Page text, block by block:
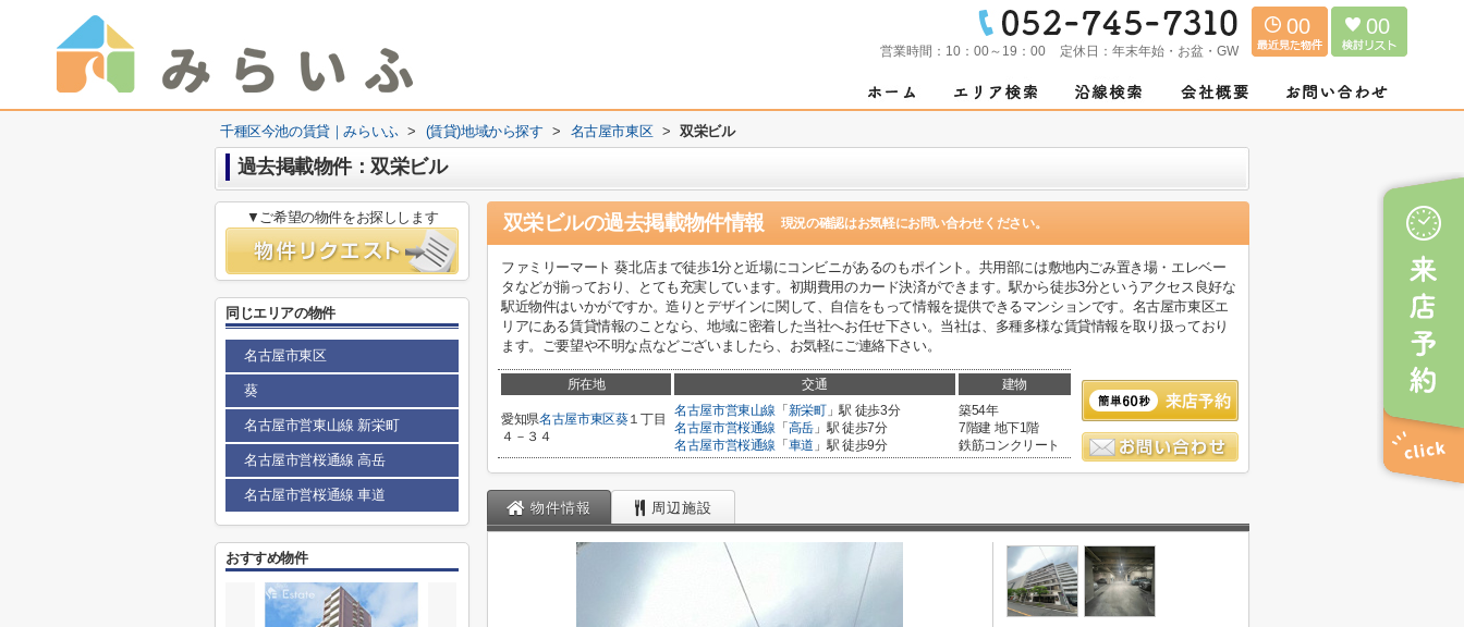
営業時間： 10：00～19：00 定休日： 年末年始・お盆・GW
00 00
千種区今池の賃貸｜みらいふ > (賃貸)地域から探す > 名古屋市東区 > 双栄ビル
過去掲載物件：双栄ビル
双栄ビルの過去掲載物件情報 現況の確認はお気軽にお問い合わせください。
ファミリーマート 葵北店まで徒歩1分と近場にコンビニがあるのもポイント。共用部には敷地内ごみ置き場・エレベー
タなどが揃っており、とても充実しています。初期費用のカード決済ができます。駅から徒歩3分というアクセス良好な
駅近物件はいかがですか。造りとデザインに関して、自信をもって情報を提供できるマンションです。名古屋市東区エ
リアにある賃貸情報のことなら、地域に密着した当社へお任せ下さい。当社は、多種多様な賃貸情報を取り扱っており
ます。ご要望や不明な点などございましたら、お気軽にご連絡下さい。
所在地 交通 建物
愛知県名古屋市東区葵１丁目
４－３４
名古屋市営東山線 「 新栄町」駅 徒歩3分
名古屋市営桜通線 「 高岳 」駅 徒歩7分
名古屋市営桜通線 「 車道 」駅 徒歩9分
築54年
7階建 地下1階
鉄筋コンクリート
物件情報 周辺施設
▼ご希望の物件をお探しします
同じエリアの物件
名古屋市東区
葵
名古屋市営東山線 新栄町
名古屋市営桜通線 高岳
名古屋市営桜通線 車道
おすすめ物件